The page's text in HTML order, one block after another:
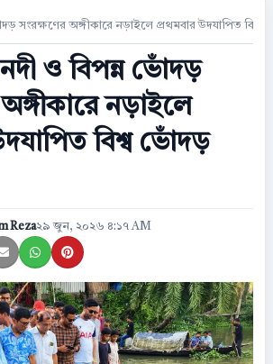
সংরক্ষণের অঙ্গীকারে নড়াইলে প্রথমবার উদযাপিত বিশ্ব
নদী ও বিপন্ন ভোঁদড়
নড়াইলে
বিশ্ব ভোঁদড়
Reza২৯ জুন, ২০২৬ ৪:১৭ AM
on X
Share by Email
Share on WhatsApp
Share on Pinterest